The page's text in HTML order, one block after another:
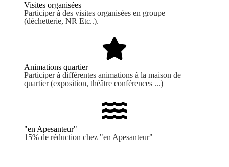
Visites organisées
Participer à des visites organisées en groupe
(déchetterie, NR Etc..).
Animations quartier
Participer à différentes animations à la maison de
quartier (exposition, théâtre conférences ...)
"en Apesanteur"
15% de réduction chez "en Apesanteur"